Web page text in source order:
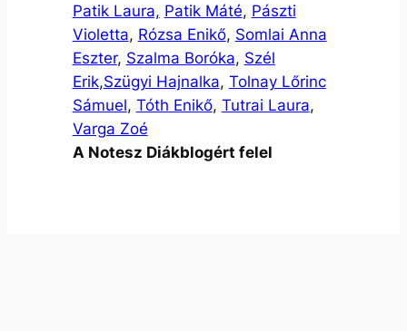
Patik Laura, Patik Máté, Pászti
Violetta, Rózsa Enikő, Somlai Anna
Eszter, Szalma Boróka, Szél
Erik,Szügyi Hajnalka, Tolnay Lőrinc
Sámuel, Tóth Enikő, Tutrai Laura,
Varga Zoé
A Notesz Diákblogért felel